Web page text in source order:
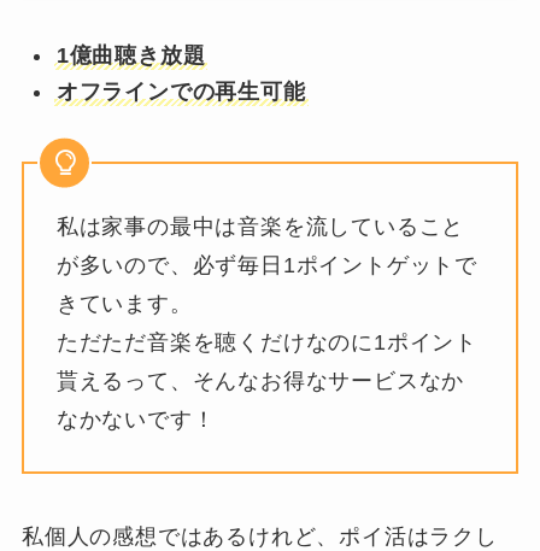
1億曲聴き放題
オフラインでの再生可能
私は家事の最中は音楽を流していること
が多いので、必ず毎日1ポイントゲットで
きています。
ただただ音楽を聴くだけなのに1ポイント
貰えるって、そんなお得なサービスなか
なかないです！
私個人の感想ではあるけれど、ポイ活はラクし